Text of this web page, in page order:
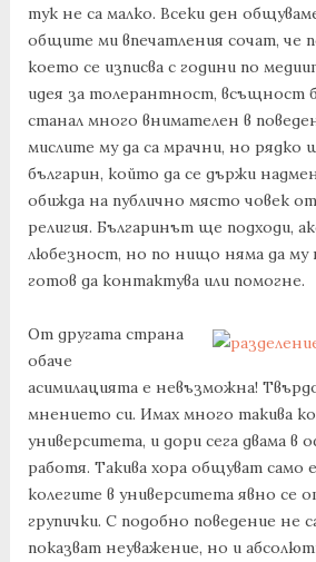
тук не са малко. Всеки ден
общите ми впечатления сочат, че
което се изписва с години по
идея за толерантност, всъщност
станал много внимателен в
мислите му да са мрачни, но рядко
българин, който да се държи
обижда на публично място човек
религия. Българинът ще подходи,
любезност, но по нищо няма да му
готов да контактува или помогне.
От другата страна
обаче
асимилацията е невъзможна!
мнението си. Имах много такива
университета, и дори сега двама в
работя. Такива хора общуват само
колегите в университета явно се
групички. С подобно поведение не
показват неуважение, но и